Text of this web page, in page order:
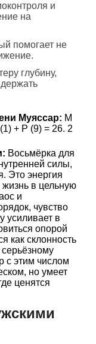
и
на
помогает не
глубину,
Муяссар: М
+ Р (9) = 26. 2
Восьмёрка для
силы,
Это энергия
жизнь в цельную
и
чувство
усиливает в
опорой
как склонность
серьёзному
с этим числом
но умеет
ценятся